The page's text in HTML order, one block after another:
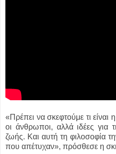
«Πρέπει να σκεφτούμε τι είναι
οι άνθρωποι, αλλά ιδέες για
ζωής. Και αυτή τη φιλοσοφία
που απέτυχαν», πρόσθεσε η